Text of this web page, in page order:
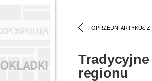
POPRZEDNI ARTYKUŁ Z
regionu